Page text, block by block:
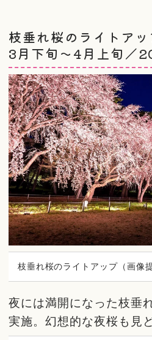
枝垂れ桜のライトア
3月下旬～4月上旬／
枝垂れ桜のライトアップ（画像
夜には満開になった枝垂
実施。幻想的な夜桜も見